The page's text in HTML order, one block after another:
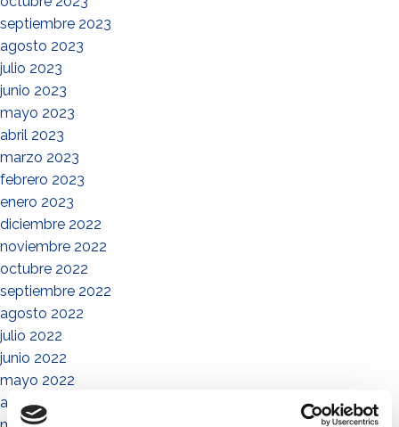
septiembre 2023
agosto 2023
julio 2023
junio 2023
mayo 2023
abril 2023
marzo 2023
febrero 2023
enero 2023
diciembre 2022
noviembre 2022
octubre 2022
septiembre 2022
agosto 2022
julio 2022
junio 2022
mayo 2022
abril 2022